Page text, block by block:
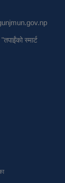
स्मार्ट